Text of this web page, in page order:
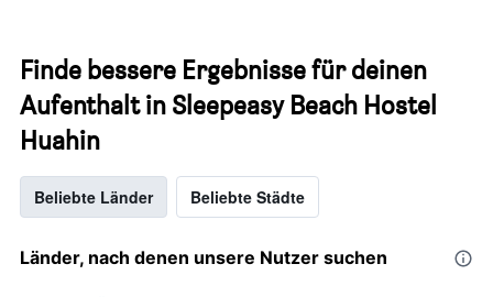
Finde bessere Ergebnisse für deinen
Aufenthalt in Sleepeasy Beach Hostel
Huahin
Beliebte Länder Beliebte Städte
Länder, nach denen unsere Nutzer suchen